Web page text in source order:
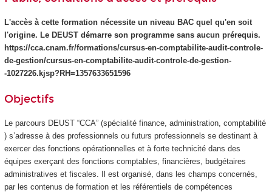
L'accès à cette formation nécessite un niveau BAC quel qu'en soit
l'origine. Le DEUST démarre son programme sans aucun prérequis.
https://cca.cnam.fr/formations/cursus-en-comptabilite-audit-controle-
de-gestion/cursus-en-comptabilite-audit-controle-de-gestion-
-1027226.kjsp?RH=1357633651596
Objectifs
Le parcours DEUST “CCA” (spécialité finance, administration, comptabilité
) s’adresse à des professionnels ou futurs professionnels se destinant à
exercer des fonctions opérationnelles et à forte technicité dans des
équipes exerçant des fonctions comptables, financières, budgétaires
administratives et fiscales. Il est organisé, dans les champs concernés,
par les contenus de formation et les référentiels de compétences